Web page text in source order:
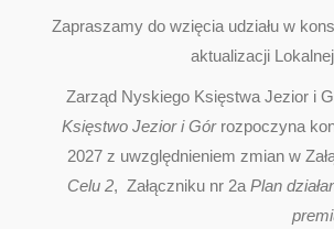
Zapraszamy do wzięcia udziału w
aktualizacji
Zarząd Nyskiego Księstwa Jezior i
Księstwo Jezior i Górrozpoczyna
2027 z uwzględnieniem zmian w
Celu 2, Załączniku nr 2a Plan